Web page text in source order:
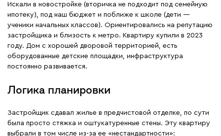
Искали в новостройке (вторичка не подходит под семейную
ипотеку), под наш бюджет и поближе к школе (дети —
ученики начальных классов). Ориентировались на репутацию
застройщика и близость к метро. Квартиру купили в 2023
году. Дом с хорошей дворовой территорией, есть
оборудованные детские площадки, инфраструктура
постоянно развивается.
Логика планировки
Застройщик сдавал жилье в предчистовой отделке, по сути
была просто стяжка и оштукатуренные стены. Эту квартиру
выбрали в том числе из-за ее «нестандартности»: